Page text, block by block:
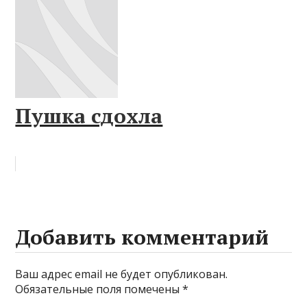
Пушка сдохла
Добавить комментарий
Ваш адрес email не будет опубликован.
Обязательные поля помечены*